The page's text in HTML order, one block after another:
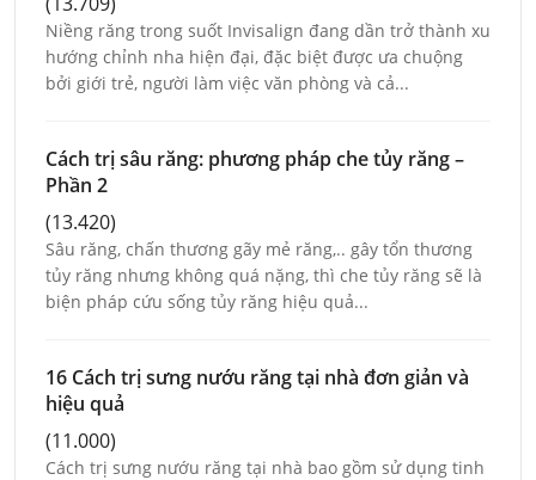
Niềng răng trong suốt Invisalign đang dần trở thành xu
hướng chỉnh nha hiện đại, đặc biệt được ưa chuộng
bởi giới trẻ, người làm việc văn phòng và cả...
Cách trị sâu răng: phương pháp che tủy răng –
Phần 2
(13.420)
Sâu răng, chấn thương gãy mẻ răng,.. gây tổn thương
tủy răng nhưng không quá nặng, thì che tủy răng sẽ là
biện pháp cứu sống tủy răng hiệu quả...
16 Cách trị sưng nướu răng tại nhà đơn giản và
hiệu quả
(11.000)
Cách trị sưng nướu răng tại nhà bao gồm sử dụng tinh